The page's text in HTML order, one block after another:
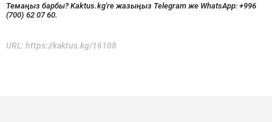
Темаңыз барбы? Kaktus.kg'ге жазыңыз Telegram же WhatsApp: +996
(700) 62 07 60.
URL: https://kaktus.kg/16108